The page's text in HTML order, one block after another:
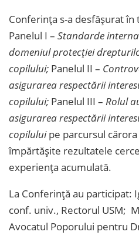
Conferința s-a desfășurat
Panelul I – Standarde
domeniul protecției
copilului; Panelul II –
asigurarea respectării
copilului; Panelul III – Rolul
asigurarea respectării
copiluluipe parcursul
împărtășite rezultatele
experiența acumulată.
La Conferință au participat:
conf. univ., Rectorul USM;
Avocatul Poporului pentru